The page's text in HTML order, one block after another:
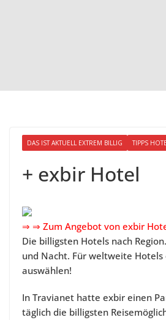
DAS IST AKTUELL EXTREM BILLIG TIPPS
+ exbir Hotel
⇒ ⇒ Zum Angebot von exbir
Die billigsten Hotels nach
und Nacht. Für weltweite Hotels
auswählen!
In Travianet hatte exbir einen
täglich die billigsten